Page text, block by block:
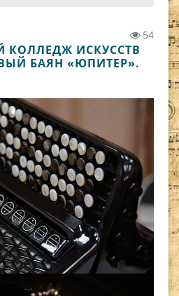
54
КОЛЛЕДЖ ИСКУССТВ
БАЯН «ЮПИТЕР».